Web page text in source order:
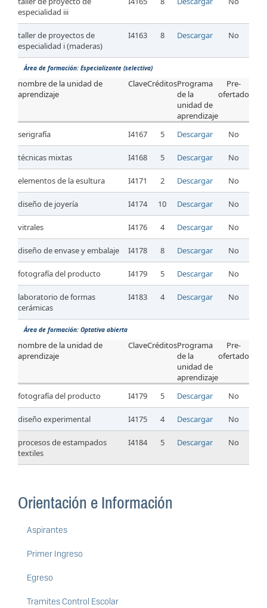
especialidad iii
taller de proyectos de
especialidad i (maderas)
I4163 8 Descargar No
Área de formación: Especializante (selectiva)
nombre de la unidad de
aprendizaje
ClaveCréditosPrograma
de la
unidad de
aprendizaje
Pre-
ofertado
serigrafía I4167 5 Descargar No
técnicas mixtas I4168 5 Descargar No
elementos de la esultura I4171 2 Descargar No
diseño de joyería I4174 10 Descargar No
vitrales I4176 4 Descargar No
diseño de envase y embalaje I4178 8 Descargar No
fotografía del producto I4179 5 Descargar No
laboratorio de formas
cerámicas
I4183 4 Descargar No
Área de formación: Optativa abierta
nombre de la unidad de
aprendizaje
ClaveCréditosPrograma
de la
unidad de
aprendizaje
Pre-
ofertado
fotografía del producto I4179 5 Descargar No
diseño experimental I4175 4 Descargar No
procesos de estampados
textiles
I4184 5 Descargar No
Orientación e Información
Aspirantes
Primer Ingreso
Egreso
Tramites Control Escolar